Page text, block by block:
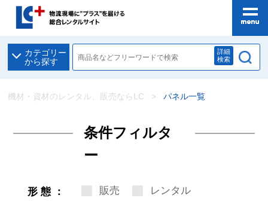
カテゴリー
から探す
詳細
検索
機材・資材のレンタル、販売ならLC パネル一覧
条件フィルタ
ー
形態： 販売 レンタル